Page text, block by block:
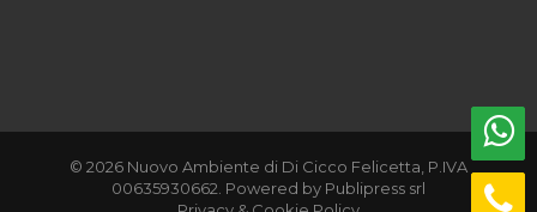
© 2026 Nuovo Ambiente di Di Cicco Felicetta, P.IVA
00635930662. Powered by Publipress srl